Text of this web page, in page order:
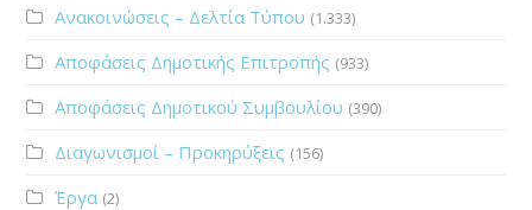
Ανακοινώσεις – Δελτία Τύπου (1.333)
Αποφάσεις Δημοτικής Επιτροπής (933)
Αποφάσεις Δημοτικού Συμβουλίου (390)
Διαγωνισμοί – Προκηρύξεις (156)
Έργα (2)